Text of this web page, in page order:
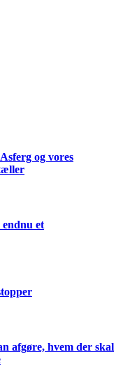
og vores
et
afgøre, hvem der skal